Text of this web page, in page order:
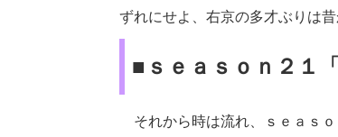
ずれにせよ、右京の多才ぶりは
■ｓｅａｓｏｎ２１
それから時は流れ、ｓｅａｓ